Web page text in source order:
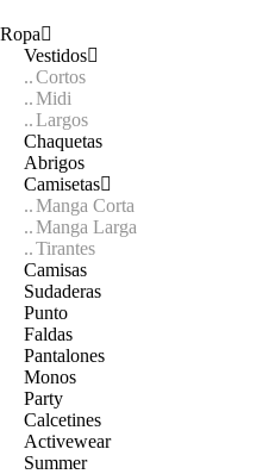
Ropa
Vestidos
Cortos
Midi
Largos
Chaquetas
Abrigos
Camisetas
Manga Corta
Manga Larga
Tirantes
Camisas
Sudaderas
Punto
Faldas
Pantalones
Monos
Party
Calcetines
Activewear
Summer